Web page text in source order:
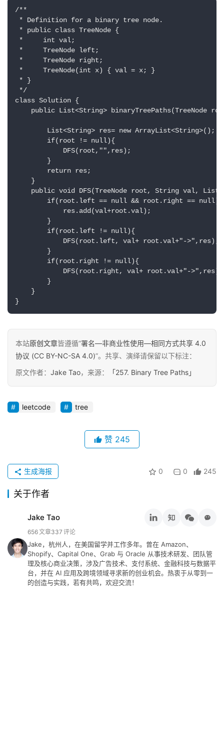
业
动
态
念
工
具
留
言
注册
/**
* Definition for a binary tree node.
* public class TreeNode {
*     int val;
*     TreeNode left;
*     TreeNode right;
*     TreeNode(int x) { val = x; }
* }
*/
class Solution {
public List<String> binaryTreePaths(TreeNode
        List<String> res= new ArrayList<String>();
        if(root != null){
            DFS(root,"",res);
        }
        return res;
    }
public void DFS(TreeNode root, String val,
        if(root.left == null && root.right == null){
            res.add(val+root.val);
        }
        if(root.left != null){
            DFS(root.left, val+ root.val+"->",res);
        }
        if(root.right != null){
            DFS(root.right, val+ root.val+"->",res);
        }
    }
}
本站原创文章皆遵循“署名—非商业性使用—相同方式共享 4.0
协议 (CC BY-NC-SA 4.0)”。共享、演绎请保留以下标注：
原文作者： Jake Tao，来源： 「257. Binary Tree Paths」
leetcode tree
赞 245
0 0 245
生成海报
关于作者
Jake Tao
656文章337 评论
Jake，杭州人，在美国留学并工作多年。曾在 Amazon、
Shopify、Capital One、Grab 与 Oracle 从事技术研发、团队管
理及核心商业决策，涉及广告技术、支付系统、金融科技与数据平
台，并在 AI 应用及跨境领域寻求新的创业机会。热衷于从零到一
的创造与实践，若有共鸣，欢迎交流！